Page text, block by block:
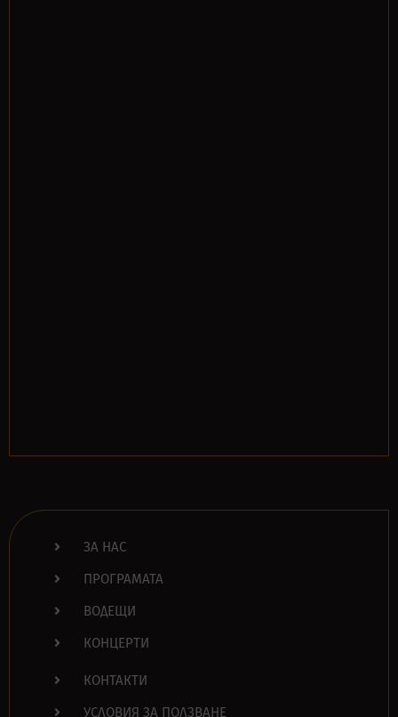
ЗА НАС
ПРОГРАМАТА
ВОДЕЩИ
КОНЦЕРТИ
КОНТАКТИ
УСЛОВИЯ ЗА ПОЛЗВАНЕ